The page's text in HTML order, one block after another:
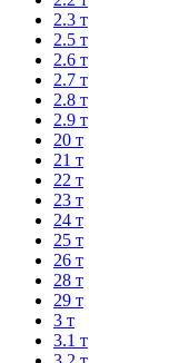
2.3 т
2.5 т
2.6 т
2.7 т
2.8 т
2.9 т
20 т
21 т
22 т
23 т
24 т
25 т
26 т
28 т
29 т
3 т
3.1 т